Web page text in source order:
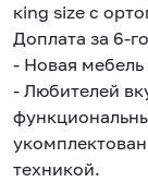
кing sizе с
Доплата за 6-
- Новая
- Любителей
функциональным кухонным гарнитуром,
техникой.